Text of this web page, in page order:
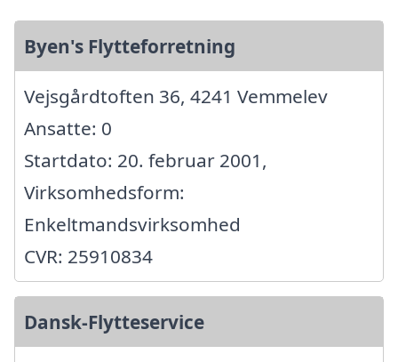
Byen's Flytteforretning
Vejsgårdtoften 36, 4241 Vemmelev
Ansatte: 0
Startdato: 20. februar 2001,
Virksomhedsform:
Enkeltmandsvirksomhed
CVR: 25910834
Dansk-Flytteservice